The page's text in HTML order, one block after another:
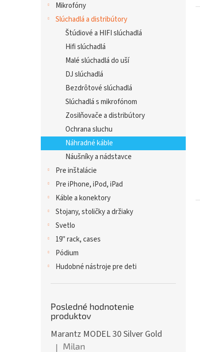
Mikrofóny
Slúchadlá a distribútory
Štúdiové a HIFI slúchadlá
Hifi slúchadlá
Malé slúchadlá do uší
DJ slúchadlá
Bezdrôtové slúchadlá
Slúchadlá s mikrofónom
Zosilňovače a distribútory
Ochrana sluchu
Náhradné káble
Náušníky a nádstavce
Pre inštalácie
Pre iPhone, iPod, iPad
Káble a konektory
Stojany, stoličky a držiaky
Svetlo
19" rack, cases
Pódium
Hudobné nástroje pre deti
Posledné hodnotenie
produktov
Marantz MODEL 30 Silver Gold
| Milan